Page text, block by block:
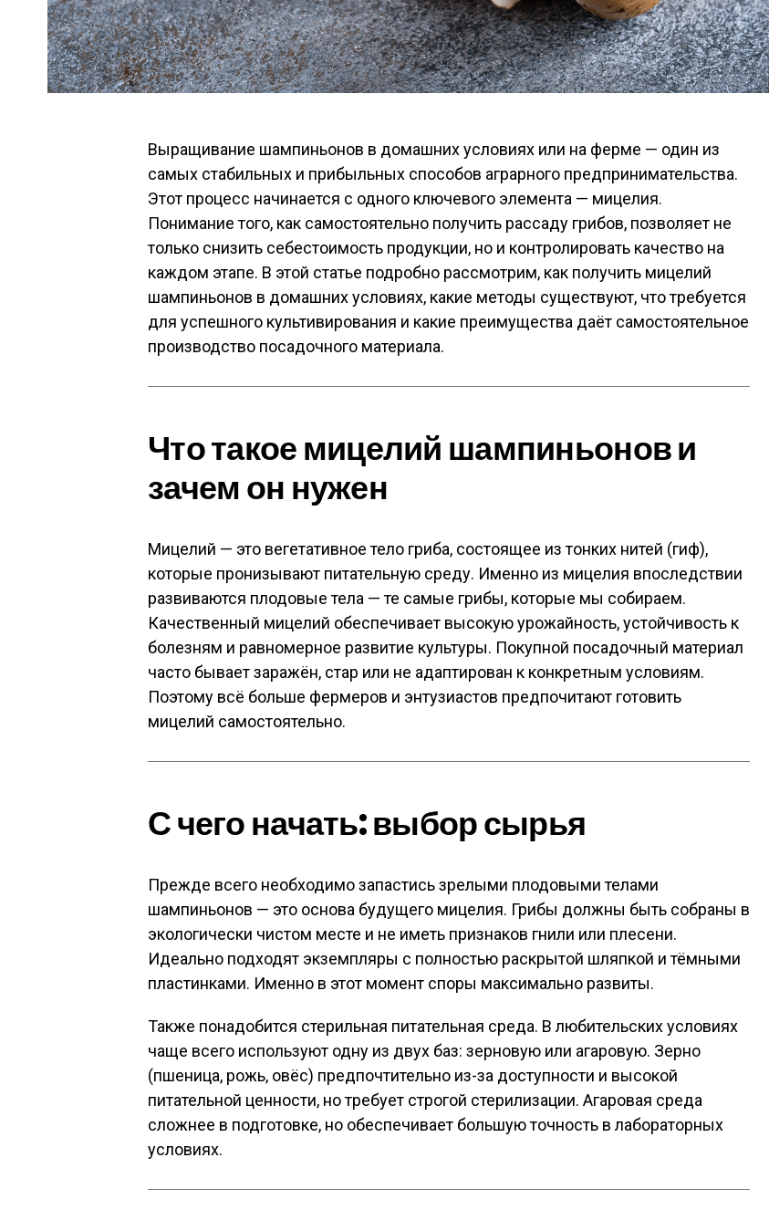
Выращивание шампиньонов в домашних условиях или на ферме — один из
самых стабильных и прибыльных способов аграрного предпринимательства.
Этот процесс начинается с одного ключевого элемента — мицелия.
Понимание того, как самостоятельно получить рассаду грибов, позволяет не
только снизить себестоимость продукции, но и контролировать качество на
каждом этапе. В этой статье подробно рассмотрим, как получить мицелий
шампиньонов в домашних условиях, какие методы существуют, что требуется
для успешного культивирования и какие преимущества даёт самостоятельное
производство посадочного материала.
Что такое мицелий шампиньонов и
зачем он нужен
Мицелий — это вегетативное тело гриба, состоящее из тонких нитей (гиф),
которые пронизывают питательную среду. Именно из мицелия впоследствии
развиваются плодовые тела — те самые грибы, которые мы собираем.
Качественный мицелий обеспечивает высокую урожайность, устойчивость к
болезням и равномерное развитие культуры. Покупной посадочный материал
часто бывает заражён, стар или не адаптирован к конкретным условиям.
Поэтому всё больше фермеров и энтузиастов предпочитают готовить
мицелий самостоятельно.
С чего начать: выбор сырья
Прежде всего необходимо запастись зрелыми плодовыми телами
шампиньонов — это основа будущего мицелия. Грибы должны быть собраны в
экологически чистом месте и не иметь признаков гнили или плесени.
Идеально подходят экземпляры с полностью раскрытой шляпкой и тёмными
пластинками. Именно в этот момент споры максимально развиты.
Также понадобится стерильная питательная среда. В любительских условиях
чаще всего используют одну из двух баз: зерновую или агаровую. Зерно
(пшеница, рожь, овёс) предпочтительно из-за доступности и высокой
питательной ценности, но требует строгой стерилизации. Агаровая среда
сложнее в подготовке, но обеспечивает большую точность в лабораторных
условиях.